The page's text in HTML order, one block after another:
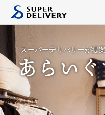
スーパーデリバリーが提